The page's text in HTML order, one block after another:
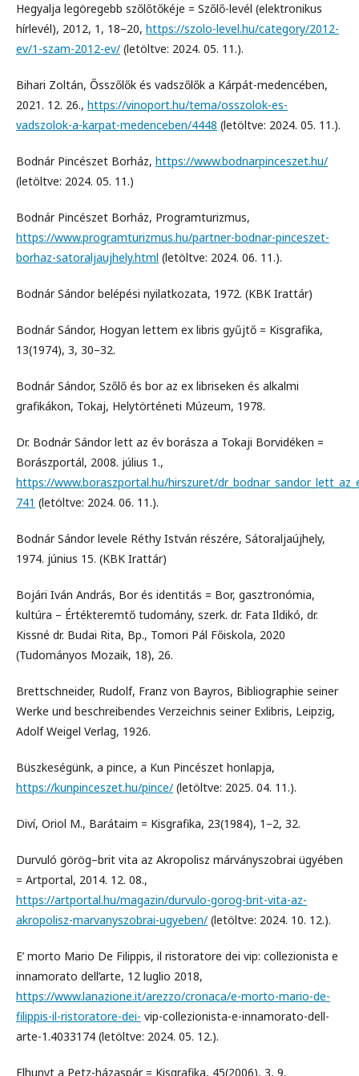
Hegyalja legöregebb szőlőtőkéje = Szőlő-levél (elektronikus
hírlevél), 2012, 1, 18–20, https://szolo-level.hu/category/2012-
ev/1-szam-2012-ev/ (letöltve: 2024. 05. 11.).
Bihari Zoltán, Ősszőlők és vadszőlők a Kárpát-medencében,
2021. 12. 26., https://vinoport.hu/tema/osszolok-es-
vadszolok-a-karpat-medenceben/4448 (letöltve: 2024. 05. 11.).
Bodnár Pincészet Borház, https://www.bodnarpinceszet.hu/
(letöltve: 2024. 05. 11.)
Bodnár Pincészet Borház, Programturizmus,
https://www.programturizmus.hu/partner-bodnar-pinceszet-
borhaz-satoraljaujhely.html (letöltve: 2024. 06. 11.).
Bodnár Sándor belépési nyilatkozata, 1972. (KBK Irattár)
Bodnár Sándor, Hogyan lettem ex libris gyűjtő = Kisgrafika,
13(1974), 3, 30–32.
Bodnár Sándor, Szőlő és bor az ex libriseken és alkalmi
grafikákon, Tokaj, Helytörténeti Múzeum, 1978.
Dr. Bodnár Sándor lett az év borásza a Tokaji Borvidéken =
Borászportál, 2008. július 1.,
https://www.boraszportal.hu/hirszuret/
741 (letöltve: 2024. 06. 11.).
Bodnár Sándor levele Réthy István részére, Sátoraljaújhely,
1974. június 15. (KBK Irattár)
Bojári Iván András, Bor és identitás = Bor, gasztronómia,
kultúra – Értékteremtő tudomány, szerk. dr. Fata Ildikó, dr.
Kissné dr. Budai Rita, Bp., Tomori Pál Főiskola, 2020
(Tudományos Mozaik, 18), 26.
Brettschneider, Rudolf, Franz von Bayros, Bibliographie seiner
Werke und beschreibendes Verzeichnis seiner Exlibris, Leipzig,
Adolf Weigel Verlag, 1926.
Büszkeségünk, a pince, a Kun Pincészet honlapja,
https://kunpinceszet.hu/pince/ (letöltve: 2025. 04. 11.).
Diví, Oriol M., Barátaim = Kisgrafika, 23(1984), 1–2, 32.
Durvuló görög–brit vita az Akropolisz márványszobrai ügyében
= Artportal, 2014. 12. 08.,
https://artportal.hu/magazin/durvulo-gorog-brit-vita-az-
akropolisz-marvanyszobrai-ugyeben/ (letöltve: 2024. 10. 12.).
E’ morto Mario De Filippis, il ristoratore dei vip: collezionista e
innamorato dell’arte, 12 luglio 2018,
https://www.lanazione.it/arezzo/cronaca/e-morto-mario-de-
filippis-il-ristoratore-dei- vip-collezionista-e-innamorato-dell-
arte-1.4033174 (letöltve: 2024. 05. 12.).
Elhunyt a Petz-házaspár = Kisgrafika, 45(2006), 3, 9.